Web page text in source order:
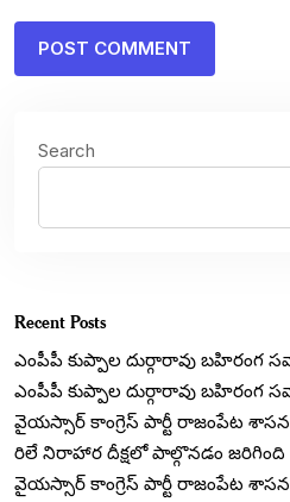
Search
Recent Posts
ఎంపీపీ కుప్పాల దుర్గారావు బహిరంగ
ఎంపీపీ కుప్పాల దుర్గారావు బహిరంగ
వైయస్సార్ కాంగ్రెస్ పార్టీ రాజంపేట
రిలే నిరాహార దీక్షలో పాల్గొనడం జరిగింది
వైయస్సార్ కాంగ్రెస్ పార్టీ రాజంపేట